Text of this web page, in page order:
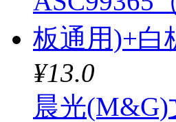
¥13.0
晨光(M&G)